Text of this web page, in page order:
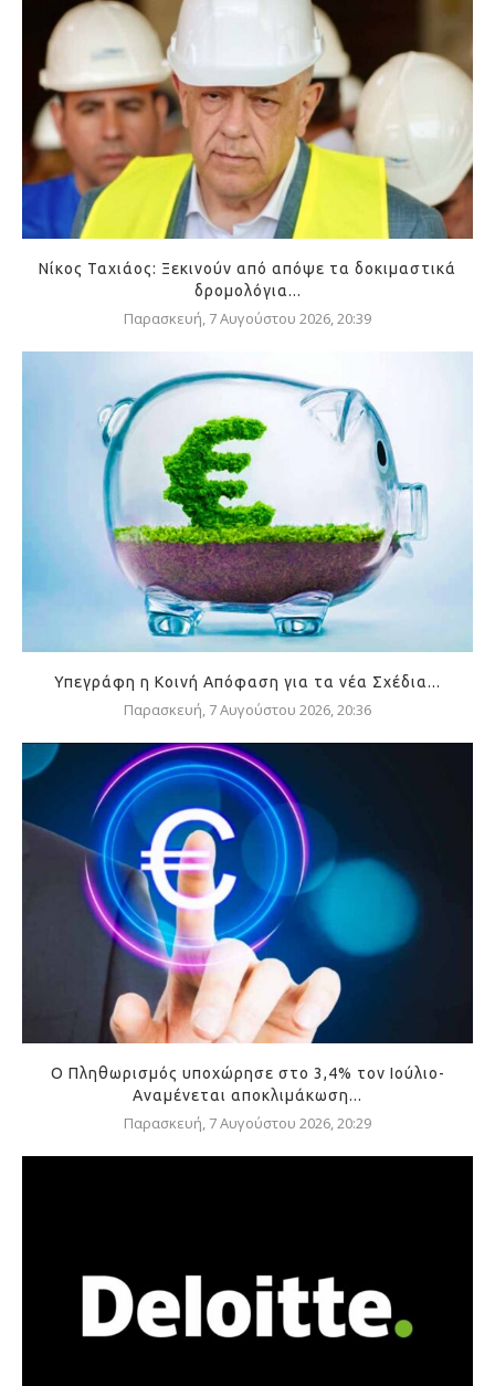
Νίκος Ταχιάος: Ξεκινούν από απόψε τα δοκιμαστικά
δρομολόγια...
Παρασκευή, 7 Αυγούστου 2026, 20:39
Υπεγράφη η Κοινή Απόφαση για τα νέα Σχέδια...
Παρασκευή, 7 Αυγούστου 2026, 20:36
Ο Πληθωρισμός υποχώρησε στο 3,4% τον Ιούλιο-
Αναμένεται αποκλιμάκωση...
Παρασκευή, 7 Αυγούστου 2026, 20:29